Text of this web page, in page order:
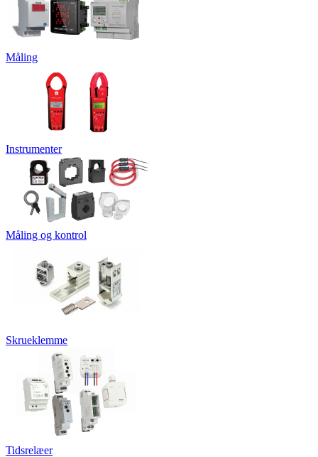
Måling
Instrumenter
Måling og kontrol
Skrueklemme
Tidsrelæer